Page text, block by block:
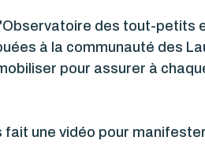
des tout-petits
à la communauté des
pour assurer à
fait une vidéo pour